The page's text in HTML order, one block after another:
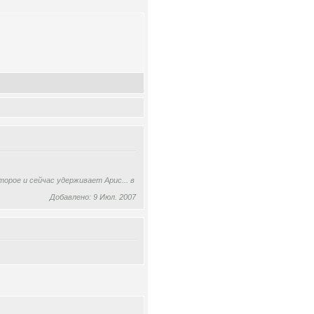
и сейчас удерживает Арис... в
Добавлено: 9 Июл. 2007